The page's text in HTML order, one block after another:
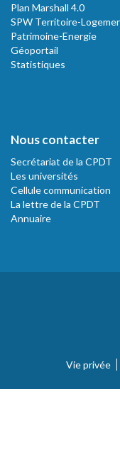
Plan Marshall 4.0
SPW Territoire-
Patrimoine-Energie
Géoportail
Statistiques
Nous contacter
Secrétariat de la CPDT
Les universités
Cellule communication
La lettre de la CPDT
Annuaire
Vie privée